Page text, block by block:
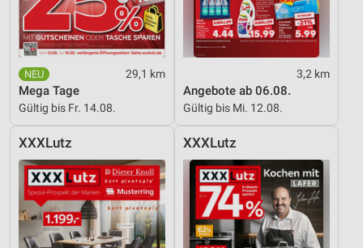
29,1 km
Mega Tage
Gültig bis Fr. 14.08.
3,2 km
Angebote ab 06.08.
Gültig bis Mi. 12.08.
XXXLutz XXXLutz
Messung der Werbeleistung
Messung der Performance von Inhalten
Analyse von Zielgruppen durch Statistiken oder
Kombinationen von Daten aus verschiedenen
Entwicklung und Verbesserung der Angebote
Verwendung reduzierter Daten zur Auswahl von
Inhalten
IAB-Besonderheiten: